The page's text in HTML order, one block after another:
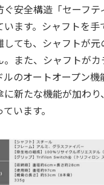
安全構造「セーフテ
ます。シャフトを手
ても、シャフトが元
。また、シャフトが
のオートオープン機
に新たな機能が加わ
います。